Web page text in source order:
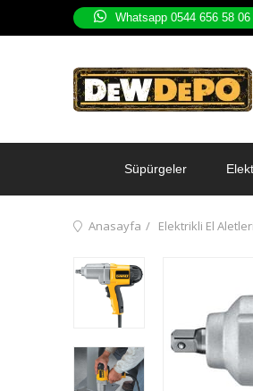
Whatsapp 0544 656 58 06
Süpürgeler
Anasayfa Elektrikli El Aletleri